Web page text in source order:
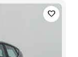
favorite